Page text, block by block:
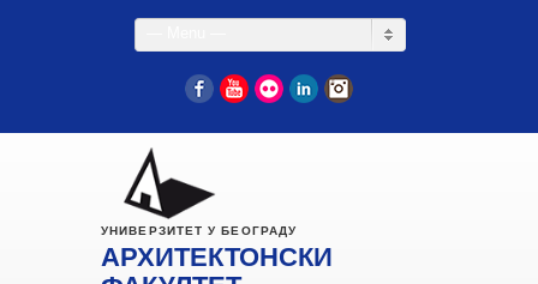
FacebookYouTube
Flickr LinkedIn
УНИВЕРЗИТЕТ У БЕОГРАДУ
АРХИТЕКТОНСКИ